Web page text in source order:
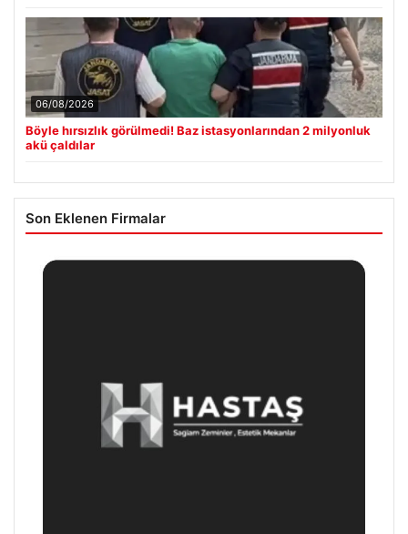
06/08/2026
Böyle hırsızlık görülmedi! Baz istasyonlarından 2 milyonluk
akü çaldılar
Son Eklenen Firmalar